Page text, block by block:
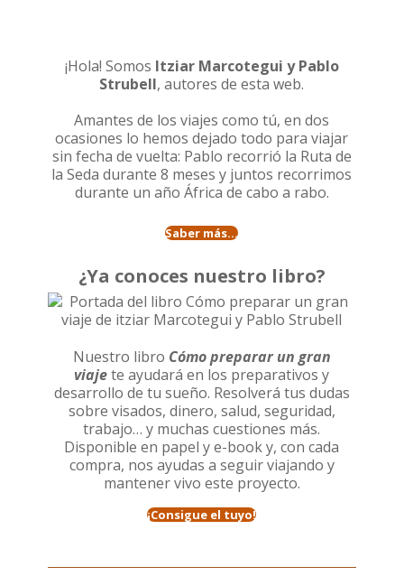
¡Hola! Somos Itziar Marcotegui y Pablo
Strubell, autores de esta web.
Amantes de los viajes como tú, en dos
ocasiones lo hemos dejado todo para viajar
sin fecha de vuelta: Pablo recorrió la Ruta de
la Seda durante 8 meses y juntos recorrimos
durante un año África de cabo a rabo.
Saber más...
¿Ya conoces nuestro libro?
Nuestro libro Cómo preparar un gran
viajete ayudará en los preparativos y
desarrollo de tu sueño. Resolverá tus dudas
sobre visados, dinero, salud, seguridad,
trabajo… y muchas cuestiones más.
Disponible en papel y e-book y, con cada
compra, nos ayudas a seguir viajando y
mantener vivo este proyecto.
¡Consigue el tuyo!